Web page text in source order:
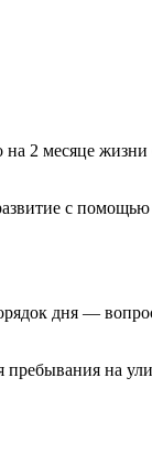
на 2 месяце
с
дня —
на